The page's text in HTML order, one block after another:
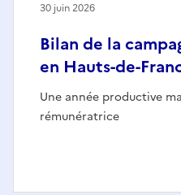
Bilan de la
en Hauts-de-
Une année productive
rémunératrice
30 juin 2026